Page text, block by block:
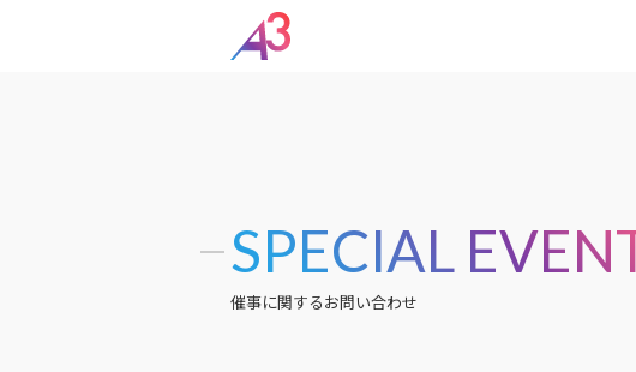
SPECIAL
催事に関するお問い合わせ